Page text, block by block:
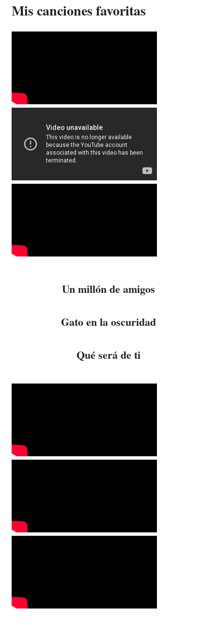
Mis canciones favoritas
Un millón de amigos
Gato en la oscuridad
Qué será de ti